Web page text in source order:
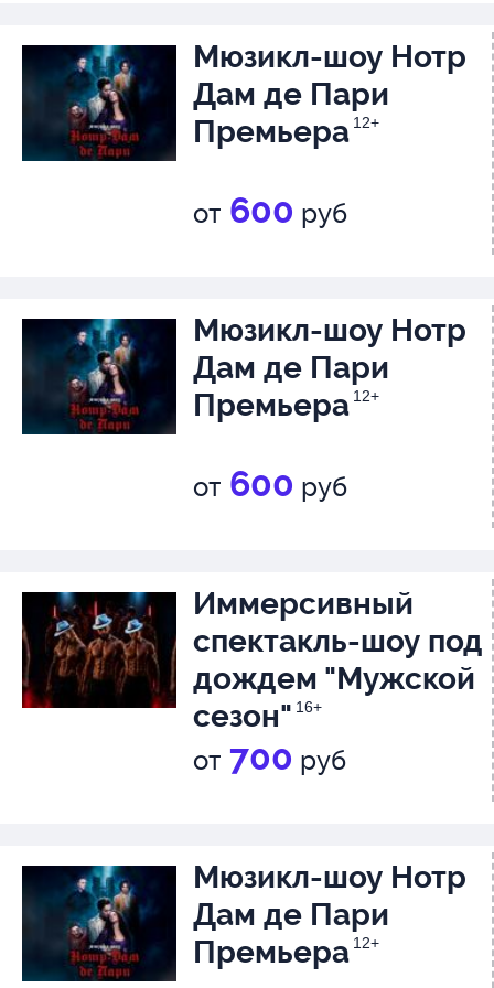
Федор Тарасов - Доктор
Олеся Мушко - Марджэрэт
Любовь Яновская - Лиза
Александр Луканичев -
Антон Соболев - Нил
Джульетта Минеева -
Кищенко Ирина - Вивьен
Сергей Павлов - Аниматор
Гангало Софья - Шумахер
Позняков-Андреев Иван -
Кто сказал, что танцы должны
«чистыми»? Если в них
«грязи» — в хорошем смысле
разумеется — будет только
Представьте, как ваши
из культового фильма оживут
наполняясь новыми
Мюзикл-шоу Нотр
Дам де Пари
Премьера 12+
от 600 руб
Мюзикл-шоу Нотр
Дам де Пари
Премьера 12+
от 600 руб
Иммерсивный
спектакль-шоу под
дождем "Мужской
сезон" 16+
от 700 руб
Мюзикл-шоу Нотр
Дам де Пари
Премьера 12+